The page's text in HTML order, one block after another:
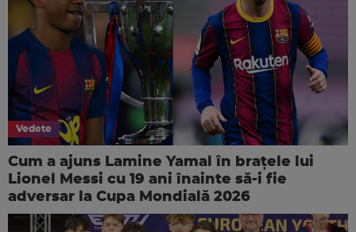
Vedete
Cum a ajuns Lamine Yamal în brațele lui
Lionel Messi cu 19 ani înainte să-i fie
adversar la Cupa Mondială 2026